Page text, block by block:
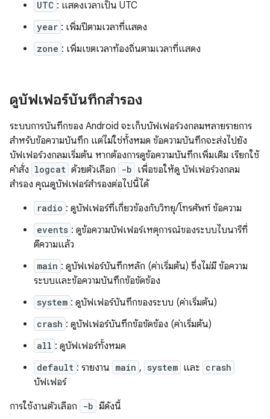
UTC : แสดงเวลาเป็น UTC
year : เพิ่มปีตามเวลาที่แสดง
zone : เพิ่มเขตเวลาท้องถิ่นตามเวลาที่แสดง
ดูบัฟเฟอร์บันทึกสำรอง
ระบบการบันทึกของ Android จะเก็บบัฟเฟอร์วงกลมหลายรายการ
สำหรับข้อความบันทึก แต่ไม่ใช่ทั้งหมด ข้อความบันทึกจะส่งไปยัง
บัฟเฟอร์วงกลมเริ่มต้น หากต้องการดูข้อความบันทึกเพิ่มเติม เรียกใช้
คำสั่ง logcat ด้วยตัวเลือก -b เพื่อขอให้ดู บัฟเฟอร์วงกลม
สำรอง คุณดูบัฟเฟอร์สำรองต่อไปนี้ได้
radio : ดูบัฟเฟอร์ที่เกี่ยวข้องกับวิทยุ/โทรศัพท์ ข้อความ
events : ดูข้อความบัฟเฟอร์เหตุการณ์ของระบบไบนารีที่
ตีความแล้ว
main : ดูบัฟเฟอร์บันทึกหลัก (ค่าเริ่มต้น) ซึ่งไม่มี ข้อความ
ระบบและข้อความบันทึกข้อขัดข้อง
system : ดูบัฟเฟอร์บันทึกของระบบ (ค่าเริ่มต้น)
crash : ดูบัฟเฟอร์บันทึกข้อขัดข้อง (ค่าเริ่มต้น)
all : ดูบัฟเฟอร์ทั้งหมด
default : รายงาน main , system และ crash
บัฟเฟอร์
การใช้งานตัวเลือก
-b มีดังนี้